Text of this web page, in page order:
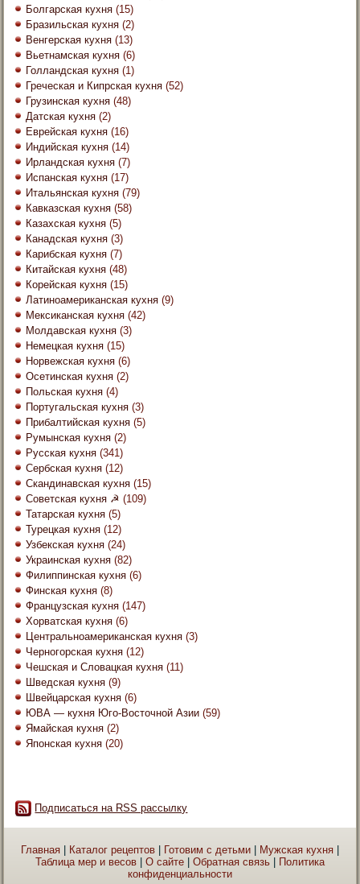
Болгарская кухня (15)
Бразильская кухня (2)
Венгерская кухня (13)
Вьетнамская кухня (6)
Голландская кухня (1)
Греческая и Кипрская кухня (52)
Грузинская кухня (48)
Датская кухня (2)
Еврейская кухня (16)
Индийская кухня (14)
Ирландская кухня (7)
Испанская кухня (17)
Итальянская кухня (79)
Кавказская кухня (58)
Казахская кухня (5)
Канадская кухня (3)
Карибская кухня (7)
Китайская кухня (48)
Корейская кухня (15)
Латиноамериканская кухня (9)
Мексиканская кухня (42)
Молдавская кухня (3)
Немецкая кухня (15)
Норвежская кухня (6)
Осетинская кухня (2)
Польская кухня (4)
Португальская кухня (3)
Прибалтийская кухня (5)
Румынская кухня (2)
Русская кухня (341)
Сербская кухня (12)
Скандинавская кухня (15)
Советская кухня ☭ (109)
Татарская кухня (5)
Турецкая кухня (12)
Узбекская кухня (24)
Украинская кухня (82)
Филиппинская кухня (6)
Финская кухня (8)
Французская кухня (147)
Хорватская кухня (6)
Центральноамериканская кухня (3)
Черногорская кухня (12)
Чешская и Словацкая кухня (11)
Шведская кухня (9)
Швейцарская кухня (6)
ЮВА — кухня Юго-Восточной Азии (59)
Ямайская кухня (2)
Японская кухня (20)
Подписаться на RSS рассылку
Главная Каталог рецептов Готовим с детьми Мужская кухня
Таблица мер и весов
О сайте Обратная связь
Политика
конфиденциальности